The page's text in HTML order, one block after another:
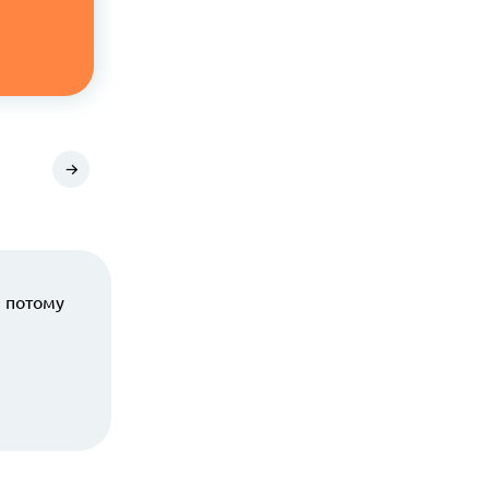
потому